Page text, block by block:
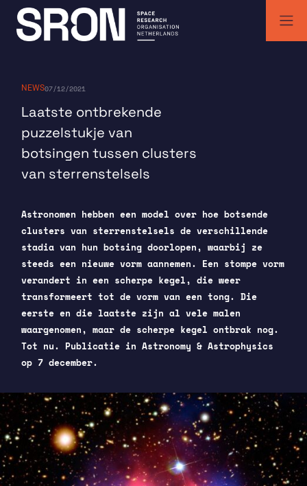
Skip
content
NEWS07/12/2021
Laatste ontbrekende
puzzelstukje van
botsingen tussen clusters
van sterrenstelsels
Astronomen hebben een model over hoe botsende
clusters van sterrenstelsels de verschillende
stadia van hun botsing doorlopen, waarbij ze
steeds een nieuwe vorm aannemen. Een stompe vorm
verandert in een scherpe kegel, die weer
transformeert tot de vorm van een tong. Die
eerste en die laatste zijn al vele malen
waargenomen, maar de scherpe kegel ontbrak nog.
Tot nu. Publicatie in Astronomy & Astrophysics
op 7 december.